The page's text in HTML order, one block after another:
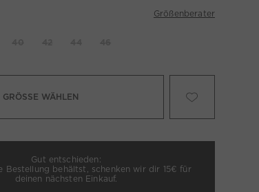
Größenberater
GRÖSSE WÄHLEN
Gut entschieden:
Bestellung behältst, schenken wir dir 15€ für
deinen nächsten Einkauf.